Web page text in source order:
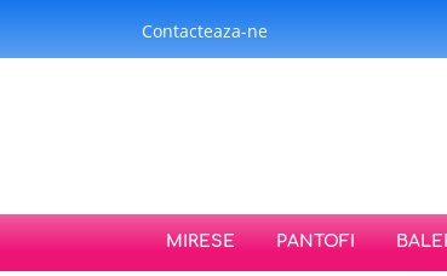
Contacteaza-ne
MIRESE PANTOFI